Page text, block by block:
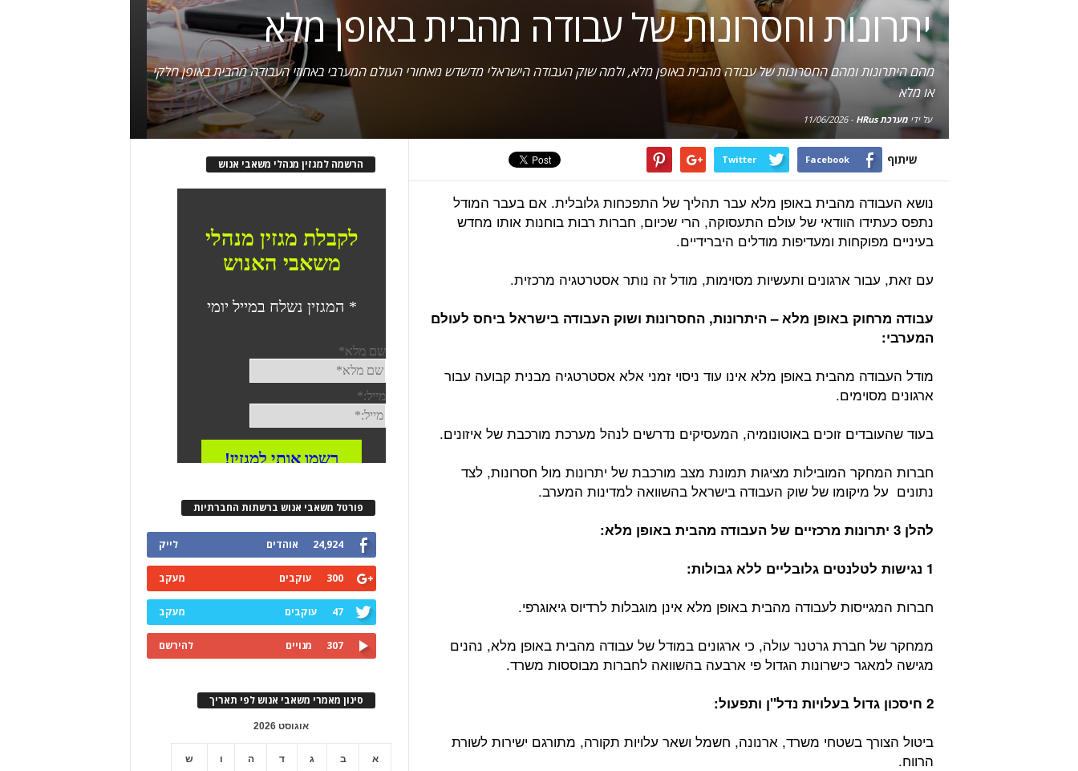
יתרונות וחסרונות של עבודה מהבית באופן מלא
מהם היתרונות ומהם החסרונות של עבודה מהבית באופן מלא, ולמה שוק העבודה הישראלי מדשדש מאחורי העולם המערבי באחוזי העבודה מהבית באופן חלקי
או מלא
על ידימערכת HRus -
11/06/2026
שיתוף Facebook
Twitter
נושא העבודה מהבית באופן מלא עבר תהליך של התפכחות גלובלית. אם בעבר המודל
נתפס כעתידו הוודאי של עולם התעסוקה, הרי שכיום, חברות רבות בוחנות אותו מחדש
בעיניים מפוקחות ומעדיפות מודלים היברידיים.
עם זאת, עבור ארגונים ותעשיות מסוימות, מודל זה נותר אסטרטגיה מרכזית.
עבודה מרחוק באופן מלא – היתרונות, החסרונות ושוק העבודה בישראל ביחס לעולם
המערבי:
מודל העבודה מהבית באופן מלא אינו עוד ניסוי זמני אלא אסטרטגיה מבנית קבועה עבור
ארגונים מסוימים.
בעוד שהעובדים זוכים באוטונומיה, המעסיקים נדרשים לנהל מערכת מורכבת של איזונים.
חברות המחקר המובילות מציגות תמונת מצב מורכבת של יתרונות מול חסרונות, לצד
נתונים על מיקומו של שוק העבודה בישראל בהשוואה למדינות המערב.
להלן 3 יתרונות מרכזיים של העבודה מהבית באופן מלא:
1 נגישות לטלנטים גלובליים ללא גבולות:
חברות המגייסות לעבודה מהבית באופן מלא אינן מוגבלות לרדיוס גיאוגרפי.
ממחקר של חברת גרטנר עולה, כי ארגונים במודל של עבודה מהבית באופן מלא, נהנים
מגישה למאגר כישרונות הגדול פי ארבעה בהשוואה לחברות מבוססות משרד.
2 חיסכון גדול בעלויות נדל"ן ותפעול:
ביטול הצורך בשטחי משרד, ארנונה, חשמל ושאר עלויות תקורה, מתורגם ישירות לשורת
הרווח.
הרשמה למגזין מנהלי משאבי אנוש
פורטל משאבי אנוש ברשתות החברתיות
24,924 אוהדים לייק
300 עוקבים מעקב
47 עוקבים מעקב
307 מנויים להירשם
סינון מאמרי משאבי אנוש לפי תאריך
אוגוסט 2026
א ב ג ד ה ו ש